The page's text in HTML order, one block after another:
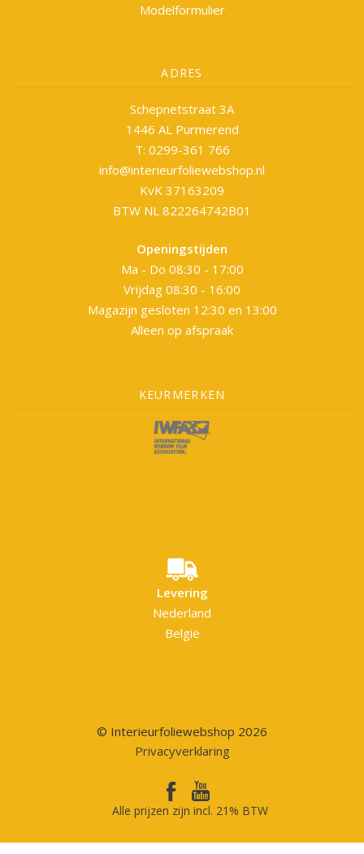
Modelformulier
ADRES
Schepnetstraat 3A
1446 AL Purmerend
T: 0299-361 766
info@interieurfoliewebshop.nl
KvK 37163209
BTW NL 822264742B01
Openingstijden
Ma - Do 08:30 - 17:00
Vrijdag 08:30 - 16:00
Magazijn gesloten 12:30 en 13:00
Alleen op afspraak
KEURMERKEN
Levering
Nederland
België
© Interieurfoliewebshop 2026
Privacyverklaring
Alle prijzen zijn incl. 21% BTW